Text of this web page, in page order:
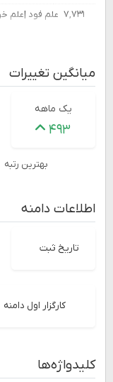
۷,۷۳۱
میانگین تغییرات
یک ماهه
۴۹۳
بهترین رتبه
اطلاعات دامنه
تاریخ ثبت
کارگزار اول دامنه
کلیدواژه‌ها